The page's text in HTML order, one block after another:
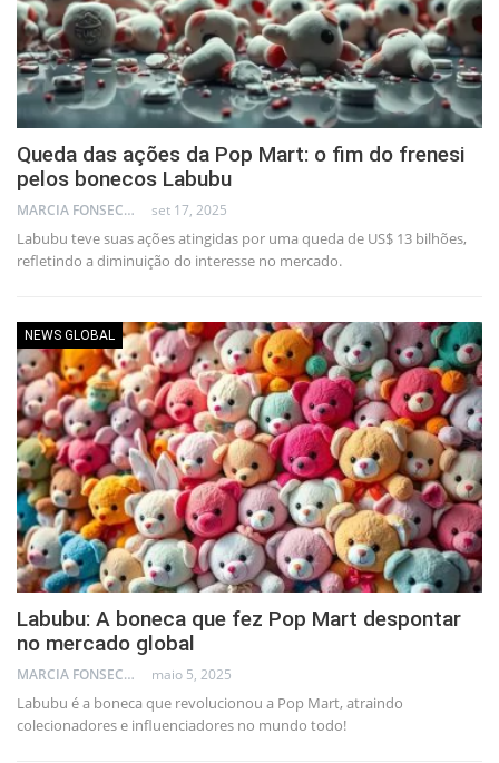
Queda das ações da Pop Mart: o fim do frenesi
pelos bonecos Labubu
MARCIA FONSECA - FINANCIAL CONSULTANT set 17, 2025
Labubu teve suas ações atingidas por uma queda de US$ 13 bilhões,
refletindo a diminuição do interesse no mercado.
NEWS GLOBAL
Labubu: A boneca que fez Pop Mart despontar
no mercado global
MARCIA FONSECA - FINANCIAL CONSULTANT maio 5, 2025
Labubu é a boneca que revolucionou a Pop Mart, atraindo
colecionadores e influenciadores no mundo todo!